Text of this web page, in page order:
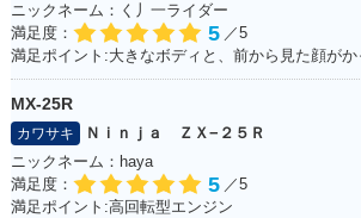
ニックネーム：く丿一ライダー
満足度：
5 ／5
MX-25R
カワサキ
Ｎｉｎｊａ ＺＸ−２５Ｒ
ニックネーム：haya
満足度：
5 ／5
満足ポイント:高回転型エンジン